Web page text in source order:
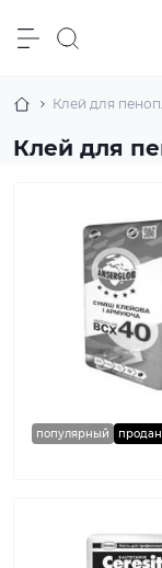
Клей для
Клей для
популярный